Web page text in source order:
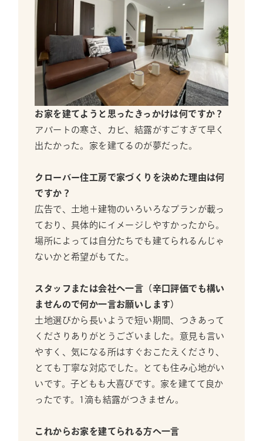
お家を建てようと思ったきっかけは何ですか？
アパートの寒さ、カビ、結露がすごすぎて早く
出たかった。家を建てるのが夢だった。
クローバー住工房で家づくりを決めた理由は何
ですか？
広告で、土地＋建物のいろいろなプランが載っ
ており、具体的にイメージしやすかったから。
場所によっては自分たちでも建てられるんじゃ
ないかと希望がもてた。
スタッフまたは会社へ一言（辛口評価でも構い
ませんので何か一言お願いします）
土地選びから長いようで短い期間、つきあって
くださりありがとうございました。意見も言い
やすく、気になる所はすぐおこたえくださり、
とても丁寧な対応でした。とても住み心地がい
いです。子どもも大喜びです。家を建てて良か
ったです。1滴も結露がつきません。
これからお家を建てられる方へ一言